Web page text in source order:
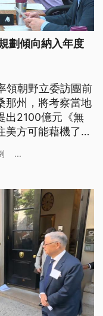
劃傾向納入年度
領朝野立委訪團前
那州，將考察當地
出2100億元《無
美方可能藉機了解
黨版」，則是較
...